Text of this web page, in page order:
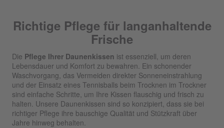
Richtige Pflege für langanhaltende
Frische
Die Pflege Ihrer Daunenkissen ist essenziell, um deren
Lebensdauer und Komfort zu bewahren. Ein schonender
Waschvorgang, das Vermeiden direkter Sonneneinstrahlung
und der Einsatz eines Tennisballs beim Trocknen im Trockner
sind einfache Schritte, um Ihre Kissen flauschig und frisch zu
halten. Unsere Daunenkissen sind so konzipiert, dass sie bei
richtiger Pflege ihre bauschige Qualität und Stützkraft über
Jahre hinweg behalten.